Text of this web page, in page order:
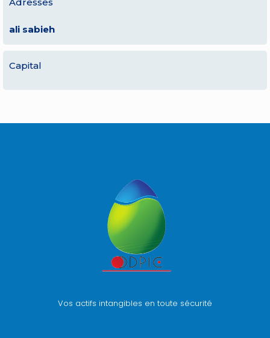
ali sabieh
Capital
Vos actifs intangibles en toute sécurité